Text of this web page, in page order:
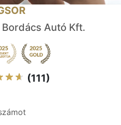
Autó Kft.
(111)